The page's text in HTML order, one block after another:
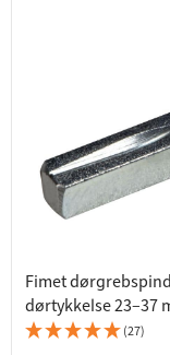
Fimet
dørtykkelse 23–37
(27)